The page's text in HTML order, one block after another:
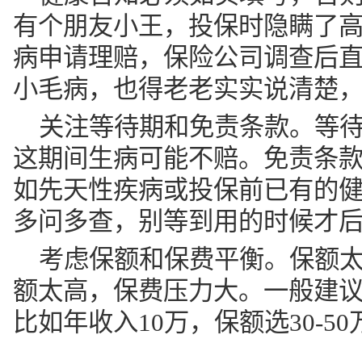
有个朋友小王，投保时隐瞒了
病申请理赔，保险公司调查后
小毛病，也得老老实实说清楚
关注等待期和免责条款。等
这期间生病可能不赔。免责条
如先天性疾病或投保前已有的
多问多查，别等到用的时候才
考虑保额和保费平衡。保额
额太高，保费压力大。一般建
比如年收入10万，保额选30-